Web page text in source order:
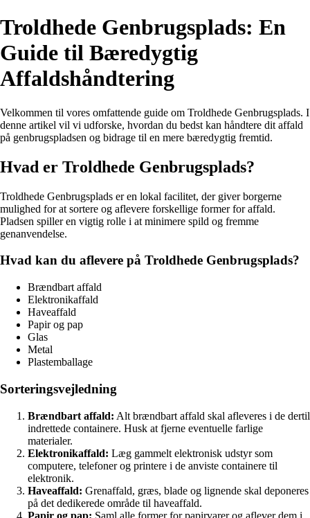
Troldhede Genbrugsplads: En
Guide til Bæredygtig
Affaldshåndtering
Velkommen til vores omfattende guide om Troldhede Genbrugsplads. I
denne artikel vil vi udforske, hvordan du bedst kan håndtere dit affald
på genbrugspladsen og bidrage til en mere bæredygtig fremtid.
Hvad er Troldhede Genbrugsplads?
Troldhede Genbrugsplads er en lokal facilitet, der giver borgerne
mulighed for at sortere og aflevere forskellige former for affald.
Pladsen spiller en vigtig rolle i at minimere spild og fremme
genanvendelse.
Hvad kan du aflevere på Troldhede Genbrugsplads?
Brændbart affald
Elektronikaffald
Haveaffald
Papir og pap
Glas
Metal
Plastemballage
Sorteringsvejledning
Brændbart affald: Alt brændbart affald skal afleveres i de dertil
indrettede containere. Husk at fjerne eventuelle farlige
materialer.
Elektronikaffald: Læg gammelt elektronisk udstyr som
computere, telefoner og printere i de anviste containere til
elektronik.
Haveaffald: Grenaffald, græs, blade og lignende skal deponeres
på det dedikerede område til haveaffald.
Papir og pap: Saml alle former for papirvarer og aflever dem i